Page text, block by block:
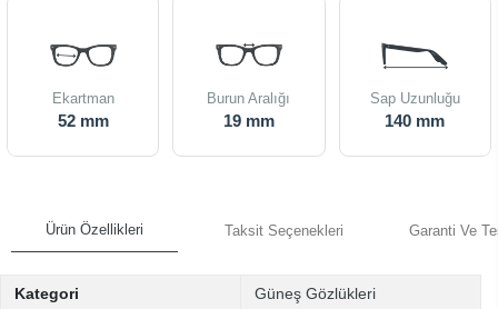
Ekartman
52 mm
Burun Aralığı
19 mm
Sap Uzunluğu
140 mm
Ürün Özellikleri Taksit Seçenekleri Garanti Ve
Kategori Güneş Gözlükleri